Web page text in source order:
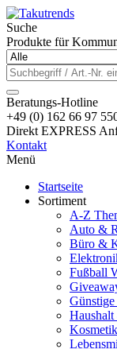
Suche
Produkte für
Beratungs-Hotline
+49 (0) 162 66 97
Direkt EXPRESS
Kontakt
Menü
Startseite
Sortiment
A-Z
Auto &
Büro &
Fußball